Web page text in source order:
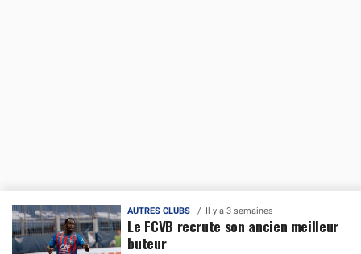
AUTRES CLUBS Il y a 3 semaines
Le FCVB recrute son ancien meilleur
buteur